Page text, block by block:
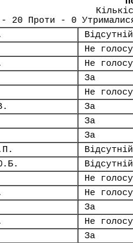
20 Проти - 0
Відсутній
Не
Не
За
Не
За
За
За
Відсутній
Відсутній
Не
Не
За
Не
За